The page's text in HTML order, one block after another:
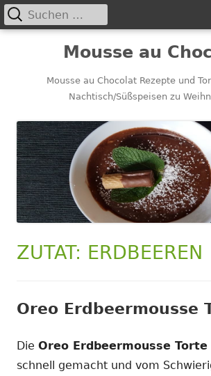
Mousse au
Mousse au Chocolat Rezepte und
Nachtisch/Süßspeisen zu
Primäres
Suchen
nach:
ZUTAT: ERDBEEREN
Oreo Erdbeermousse
Die Oreo Erdbeermousse Torte
schnell gemacht und vom